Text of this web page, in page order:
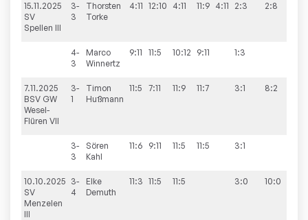
15.11.2025
SV
Spellen III
3-
3
Thorsten
Torke
4:11 12:10 4:11 11:9 4:11 2:3 2:8
4-
3
Marco
Winnertz
9:11 11:5 10:12 9:11 1:3
7.11.2025
BSV GW
Wesel-
Flüren VII
3-
1
Timon
Hußmann
11:5 7:11 11:9 11:7 3:1 8:2
3-
3
Sören
Kahl
11:6 9:11 11:5 11:5 3:1
10.10.2025
SV
Menzelen
III
3-
4
Elke
Demuth
11:3 11:5 11:5 3:0 10:0